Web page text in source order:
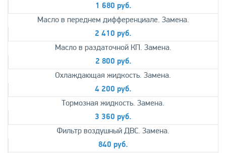
1 680 руб.
Масло в переднем дифференциале. Замена.
2 410 руб.
Масло в раздаточной КП. Замена.
2 800 руб.
Охлаждающая жидкость. Замена.
4 200 руб.
Тормозная жидкость. Замена.
3 360 руб.
Фильтр воздушный ДВС. Замена.
840 руб.